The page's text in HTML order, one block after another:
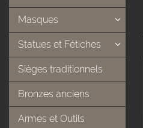
Masques
Statues et Fétiches
Sièges traditionnels
Bronzes anciens
Armes et Outils